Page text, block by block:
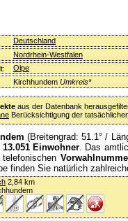
Deutschland
Nordrhein-Westfalen
Olpe
Kirchhundem Umkreis*
aus der Datenbank
Berücksichtigung der
(Breitengrad: 51.1° /
13.051 Einwohner . Das
telefonischen
finden Sie natürlich
2,84 km